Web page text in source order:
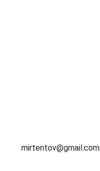
mirtentov@gmail.com